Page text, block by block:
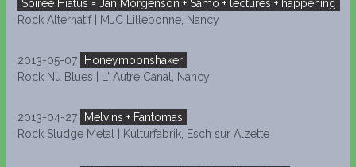
Soirée Hiatus = Jan Mörgenson + Samo + lectures + happening
Rock Alternatif | MJC Lillebonne, Nancy
2013-05-07
Honeymoonshaker
Rock Nu Blues | L' Autre Canal, Nancy
2013-04-27
Melvins + Fantomas
Rock Sludge Metal | Kulturfabrik, Esch sur Alzette